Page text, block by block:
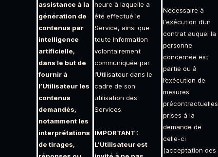
assistance à la
génération de
contenus par
intelligence
artificielle,
dans le but de
fournir à
l’Utilisateur les
contenus
demandés,
notamment les
interprétations
de tirages,
heure à laquelle a
été effectué le
Service, ainsi que
toute information
volontairement
communiquée par
l’Utilisateur dans le
cadre de son
utilisation des
Services.
IMPORTANT :
L’Utilisateur est
Nécessaire à
l'exécution d’un
contrat auquel la
personne
concernée est
partie ou à
l’exécution de
mesures
précontractuelles
prises à la
demande de
celle-ci
(acceptation des